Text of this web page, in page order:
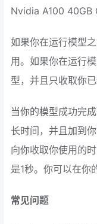
Nvidia A100 40GB
如果你在运行模型
用。如果你在运行
型，并且只收取你已
当你的模型成功完
长时间，并且加到
向你收取你使用的
是1秒。你可以在你
常见问题